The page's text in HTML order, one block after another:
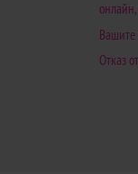
Вашите
Отказ